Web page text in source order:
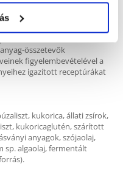
és vizeletének egészségét.
eledeleket.
összetevők
figyelembevételével a
igazított receptúrákat
kukorica, állati zsírok,
kukoricaglutén, szárított
anyagok, szójaolaj,
sp. algaolaj, fermentált